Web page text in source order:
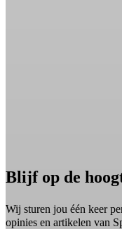
Blijf op de
Wij sturen jou één keer
opinies en artikelen van